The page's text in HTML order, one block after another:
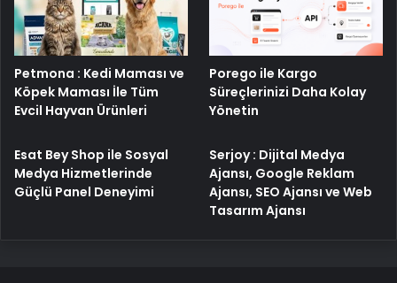
Petmona : Kedi Maması ve
Köpek Maması İle Tüm
Evcil Hayvan Ürünleri
Porego ile Kargo
Süreçlerinizi Daha Kolay
Yönetin
Esat Bey Shop ile Sosyal
Medya Hizmetlerinde
Güçlü Panel Deneyimi
Serjoy : Dijital Medya
Ajansı, Google Reklam
Ajansı, SEO Ajansı ve Web
Tasarım Ajansı